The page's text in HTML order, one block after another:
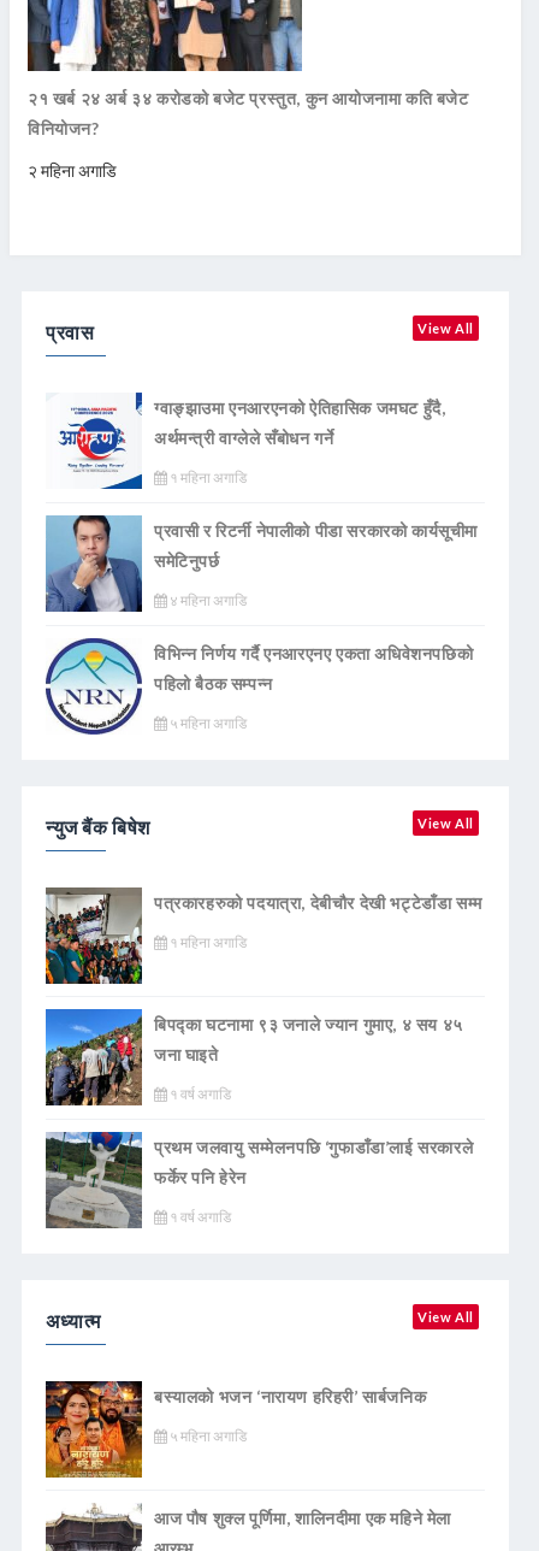
२१ खर्ब २४ अर्ब ३४ करोडको बजेट प्रस्तुत, कुन आयोजनामा कति बजेट
विनियोजन?
२ महिना अगाडि
प्रवास View All
ग्वाङ्झाउमा एनआरएनको ऐतिहासिक जमघट हुँदै,
अर्थमन्त्री वाग्लेले सँबोधन गर्ने
१ महिना अगाडि
प्रवासी र रिटर्नी नेपालीको पीडा सरकारको कार्यसूचीमा
समेटिनुपर्छ
४ महिना अगाडि
विभिन्न निर्णय गर्दै एनआरएनए एकता अधिवेशनपछिको
पहिलो बैठक सम्पन्न
५ महिना अगाडि
न्युज बैंक बिषेश View All
पत्रकारहरुको पदयात्रा, देबीचौर देखी भट्टेडाँडा सम्म
१ महिना अगाडि
बिपद्का घटनामा ९३ जनाले ज्यान गुमाए, ४ सय ४५
जना घाइते
१ वर्ष अगाडि
प्रथम जलवायु सम्मेलनपछि ‘गुफाडाँडा’लाई सरकारले
फर्केर पनि हेरेन
१ वर्ष अगाडि
अध्यात्म View All
बस्यालको भजन ‘नारायण हरिहरी’ सार्बजनिक
५ महिना अगाडि
आज पौष शुक्ल पूर्णिमा, शालिनदीमा एक महिने मेला